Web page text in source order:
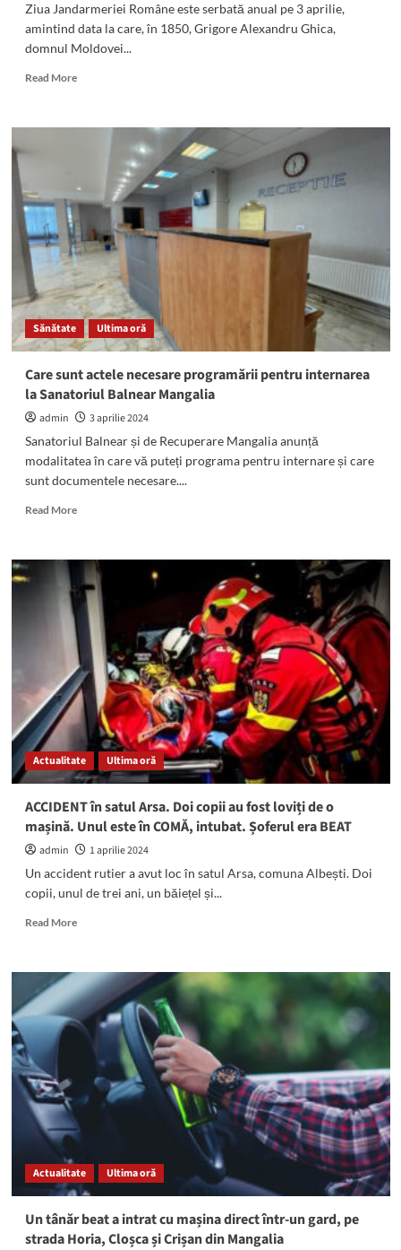
Ziua Jandarmeriei Române este serbată anual pe 3 aprilie,
amintind data la care, în 1850, Grigore Alexandru Ghica,
domnul Moldovei...
Read MoreRead
(VIDEO)
Jandarmeriei
174
de
ani
de
la
„reformarea
Corpului
slujitorilor
în
jandarmi”
Sănătate Ultima oră
Care sunt actele necesare programării pentru internarea
la Sanatoriul Balnear Mangalia
admin
3 aprilie 2024
Sanatoriul Balnear și de Recuperare Mangalia anunță
modalitatea în care vă puteți programa pentru internare și care
sunt documentele necesare....
Read MoreRead
Care
sunt
actele
necesare
programării
pentru
internarea
la
Sanatoriul
Balnear
Mangalia
Actualitate Ultima oră
ACCIDENT în satul Arsa. Doi copii au fost loviți de o
mașină. Unul este în COMĂ, intubat. Șoferul era BEAT
admin
1 aprilie 2024
Un accident rutier a avut loc în satul Arsa, comuna Albești. Doi
copii, unul de trei ani, un băiețel și...
Read MoreRead
ACCIDENT
în
satul
Arsa.
copii
loviți
de
o
Unul
este
COMĂ,
intubat.
Actualitate Ultima oră
Un tânăr beat a intrat cu mașina direct într-un gard, pe
strada Horia, Cloșca și Crișan din Mangalia